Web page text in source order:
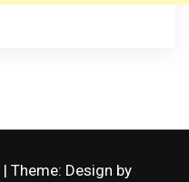
| Theme: Design by